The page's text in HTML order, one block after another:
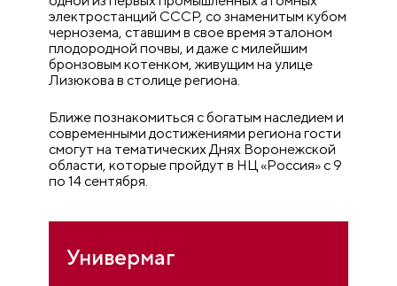
электростанций СССР, со знаменитым кубом
чернозема, ставшим в свое время эталоном
плодородной почвы, и даже с милейшим
бронзовым котенком, живущим на улице
Лизюкова в столице региона.
Ближе познакомиться с богатым наследием и
современными достижениями региона гости
смогут на тематических Днях Воронежской
области, которые пройдут в НЦ «Россия» с 9
по 14 сентября.
Универмаг